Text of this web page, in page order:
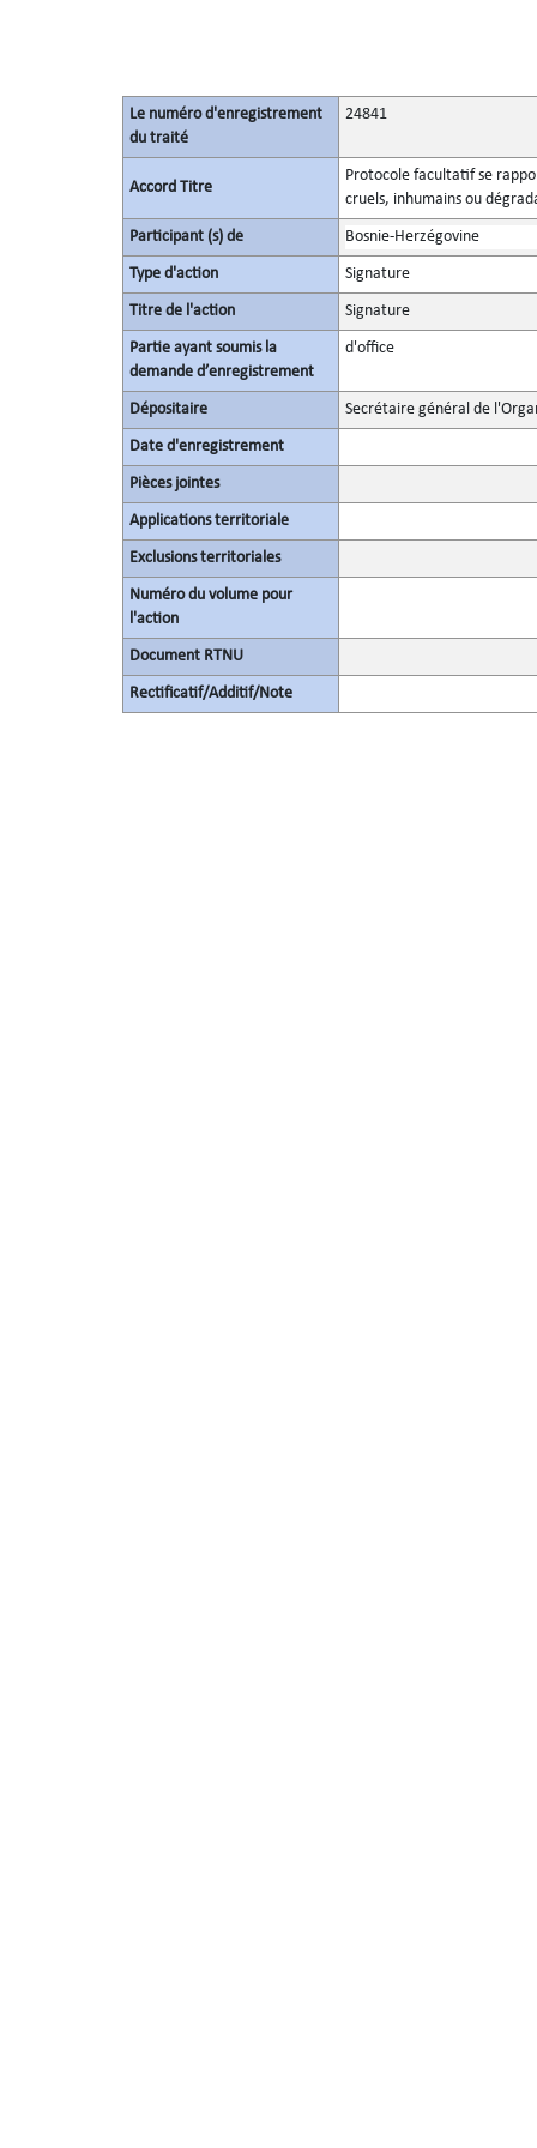
Le numéro d'enregistrement
du traité
24841
Accord Titre
Protocole facultatif se
cruels, inhumains ou
Participant (s) de Bosnie-Herzégovine
Type d'action Signature
Titre de l'action Signature
Partie ayant soumis la
demande d’enregistrement
d'office
Dépositaire Secrétaire général de
Date d'enregistrement
Pièces jointes
Applications territoriale
Exclusions territoriales
Numéro du volume pour
l'action
Document RTNU
Rectificatif/Additif/Note